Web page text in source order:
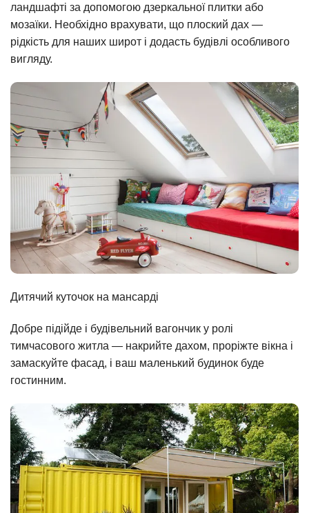
ландшафті за допомогою дзеркальної плитки або
мозаїки. Необхідно врахувати, що плоский дах —
рідкість для наших широт і додасть будівлі особливого
вигляду.
Дитячий куточок на мансарді
Добре підійде і будівельний вагончик у ролі
тимчасового житла — накрийте дахом, проріжте вікна і
замаскуйте фасад, і ваш маленький будинок буде
гостинним.